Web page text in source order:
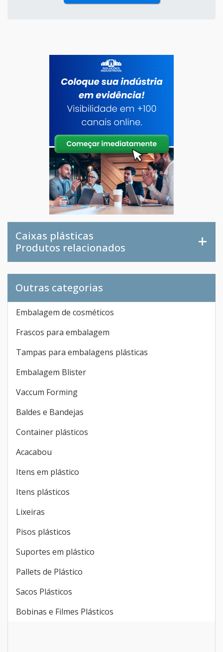
Caixas plásticas
Produtos relacionados
Outras categorias
Embalagem de cosméticos
Frascos para embalagem
Tampas para embalagens plásticas
Embalagem Blister
Vaccum Forming
Baldes e Bandejas
Container plásticos
Acacabou
Itens em plástico
Itens plásticos
Lixeiras
Pisos plásticos
Suportes em plástico
Pallets de Plástico
Sacos Plásticos
Bobinas e Filmes Plásticos